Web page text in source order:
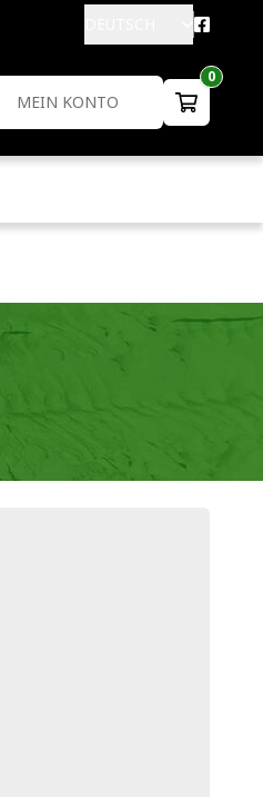
MEIN KONTO
0